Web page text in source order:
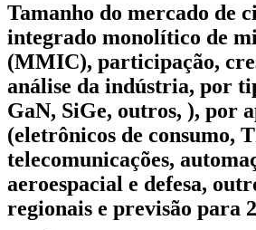
Tamanho do mercado de
integrado monolítico de
(MMIC), participação,
análise da indústria, por
GaN, SiGe, outros, ), por
(eletrônicos de consumo,
telecomunicações,
aeroespacial e defesa,
regionais e previsão para